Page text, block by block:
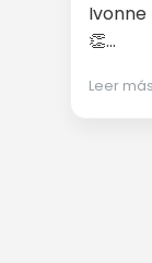
👏...
Leer más